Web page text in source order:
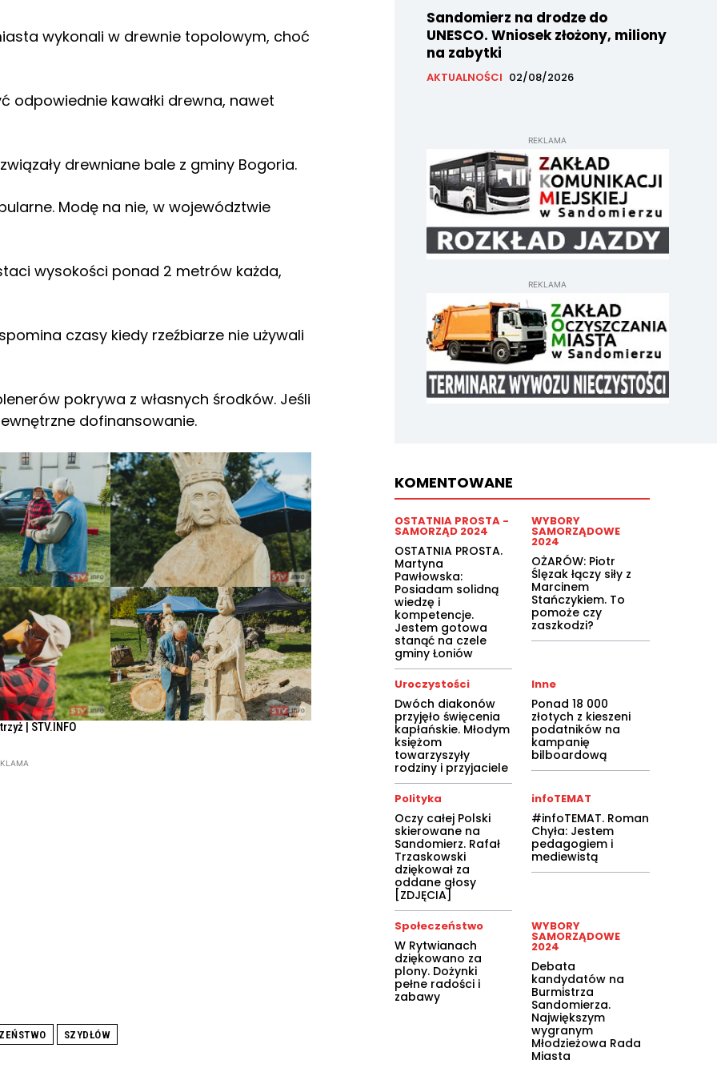
wykonali w drewnie topolowym, choć
odpowiednie kawałki drewna, nawet
drewniane bale z gminy Bogoria.
Modę na nie, w województwie
wysokości ponad 2 metrów każda,
czasy kiedy rzeźbiarze nie używali
pokrywa z własnych środków. Jeśli
dofinansowanie.
| STV.INFO
SZYDŁÓW
Sandomierz na drodze do
UNESCO. Wniosek złożony, miliony
na zabytki
AKTUALNOŚCI 02/08/2026
REKLAMA
REKLAMA
KOMENTOWANE
OSTATNIA PROSTA -
SAMORZĄD 2024
OSTATNIA PROSTA.
Martyna
Pawłowska:
Posiadam solidną
wiedzę i
kompetencje.
Jestem gotowa
stanąć na czele
gminy Łoniów
WYBORY
SAMORZĄDOWE
2024
OŻARÓW: Piotr
Ślęzak łączy siły z
Marcinem
Stańczykiem. To
pomoże czy
zaszkodzi?
Uroczystości
Dwóch diakonów
przyjęło święcenia
kapłańskie. Młodym
księżom
towarzyszyły
rodziny i przyjaciele
Inne
Ponad 18 000
złotych z kieszeni
podatników na
kampanię
bilboardową
Polityka
Oczy całej Polski
skierowane na
Sandomierz. Rafał
Trzaskowski
dziękował za
oddane głosy
[ZDJĘCIA]
infoTEMAT
#infoTEMAT. Roman
Chyła: Jestem
pedagogiem i
mediewistą
Społeczeństwo
W Rytwianach
dziękowano za
plony. Dożynki
pełne radości i
zabawy
WYBORY
SAMORZĄDOWE
2024
Debata
kandydatów na
Burmistrza
Sandomierza.
Największym
wygranym
Młodzieżowa Rada
Miasta